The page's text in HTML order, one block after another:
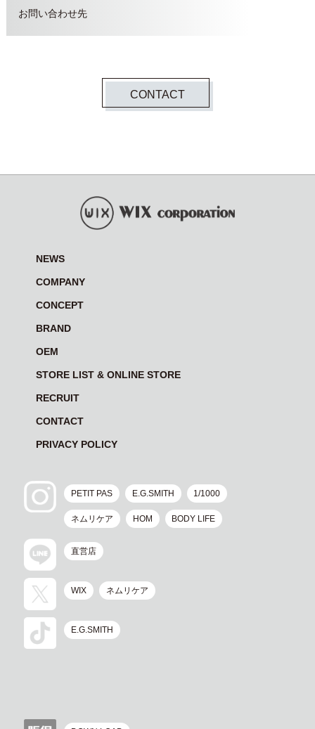
お問い合わせ先
CONTACT
NEWS
COMPANY
CONCEPT
BRAND
OEM
STORE LIST & ONLINE STORE
RECRUIT
CONTACT
PRIVACY POLICY
PETIT PAS E.G.SMITH 1/1000
ネムリケア HOM BODY LIFE
直営店
WIX ネムリケア
E.G.SMITH